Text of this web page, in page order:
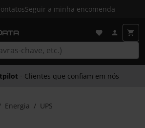
Seguir a minha encomenda
- Clientes que confiam em nós
Energia UPS